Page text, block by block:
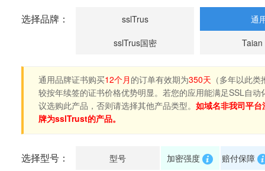
选择品牌： sslTrus
通
sslTrus国密
Taian
通用品牌证书购买12个月 的订单有效期为350天 （多年以此
较按年续签的证书价格优势明显。若您的应用能满足SSL自
议选购此产品，否则请选择其他产品类型。 如域名非我司平
牌为sslTrust的产品。
选择型号： 型号 加密强度 赔付保障